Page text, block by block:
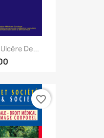
De...
favorite_border